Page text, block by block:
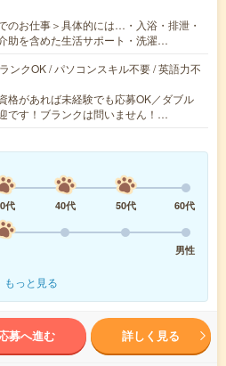
のお仕事＞具体的には…・入浴・排泄・
助を含めた生活サポート・洗濯…
ンクOK / パソコンスキル不要 / 英語力不
格があれば未経験でも応募OK／ダブル
です！ブランクは問いません！…
代 40代 50代
60代
男性
もっと見る
募へ進む 詳しく見る